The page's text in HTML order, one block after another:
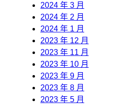
2024 年 3 月
2024 年 2 月
2024 年 1 月
2023 年 12 月
2023 年 11 月
2023 年 10 月
2023 年 9 月
2023 年 8 月
2023 年 5 月